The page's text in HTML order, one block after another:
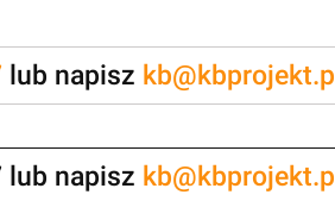
lub napisz kb@kbprojekt.pl
lub napisz kb@kbprojekt.pl